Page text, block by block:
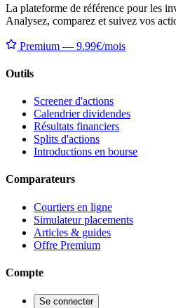
La plateforme de référence pour les
Analysez, comparez et suivez vos
Premium — 9.99€/mois
Outils
Screener d'actions
Calendrier dividendes
Résultats financiers
Splits d'actions
Introductions en bourse
Comparateurs
Courtiers en ligne
Simulateur placements
Articles & guides
Offre Premium
Compte
Se connecter